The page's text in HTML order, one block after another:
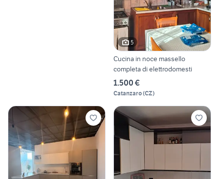
5
Cucina in noce massello
completa di elettrodomesti
1.500 €
Catanzaro(CZ)